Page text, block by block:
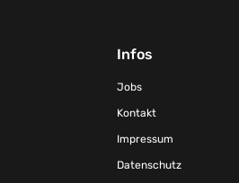
Infos
Jobs
Kontakt
Impressum
Datenschutz